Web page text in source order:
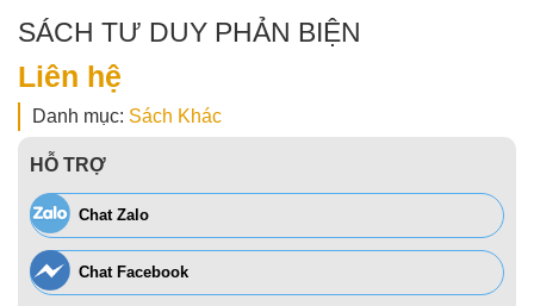
SÁCH TƯ DUY PHẢN BIỆN
Liên hệ
Danh mục: Sách Khác
HỖ TRỢ
Chat Zalo
Chat Facebook